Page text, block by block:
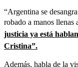
“Argentina se
robado a manos llenas
justicia ya está
Cristina”.
Además, habla de la